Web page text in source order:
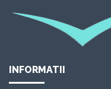
INFORMATII